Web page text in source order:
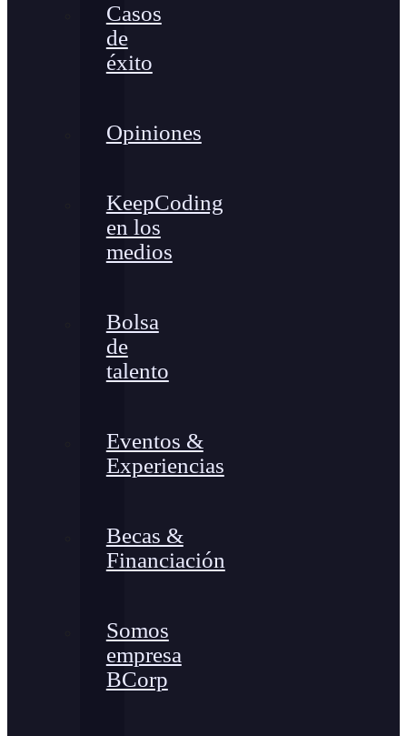
Casos
de
éxito
Opiniones
KeepCoding
en los
medios
Bolsa
de
talento
Eventos &
Experiencias
Becas &
Financiación
Somos
empresa
BCorp